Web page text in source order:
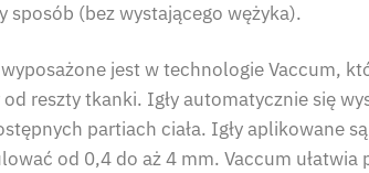
sposób (bez wystającego wężyka).
jest w technologie Vaccum,
reszty tkanki. Igły automatycznie się
partiach ciała. Igły aplikowane
od 0,4 do aż 4 mm. Vaccum